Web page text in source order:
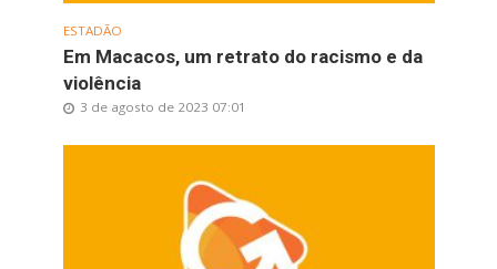
ESTADÃO
Em Macacos, um retrato do racismo e da
violência
3 de agosto de 2023 07:01